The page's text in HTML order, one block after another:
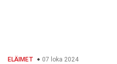
ELÄIMET 07 loka 2024